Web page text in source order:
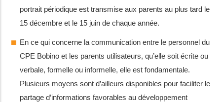
portrait périodique est transmise aux parents au plus tard le
15 décembre et le 15 juin de chaque année.
En ce qui concerne la communication entre le personnel du
CPE Bobino et les parents utilisateurs, qu’elle soit écrite ou
verbale, formelle ou informelle, elle est fondamentale.
Plusieurs moyens sont d’ailleurs disponibles pour faciliter le
partage d’informations favorables au développement